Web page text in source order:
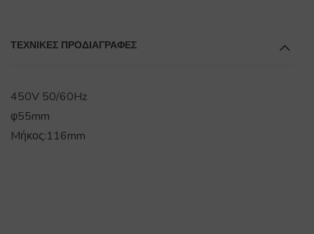
ΤΕΧΝΙΚΕΣ ΠΡΟΔΙΑΓΡΑΦΕΣ
450V 50/60Hz
φ55mm
Mήκος:116mm